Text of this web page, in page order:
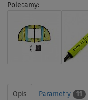
Polecamy:
Opis Parametry 11